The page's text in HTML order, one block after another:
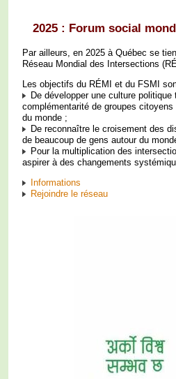
2025 : Forum social
Par ailleurs, en 2025 à Québec se
Réseau Mondial des Intersections
Les objectifs du RÉMI et du FSMI
De développer une culture
complémentarité de groupes
du monde ;
De reconnaître le croisement des
de beaucoup de gens autour du
Pour la multiplication des
aspirer à des changements
Informations
Rejoindre le réseau